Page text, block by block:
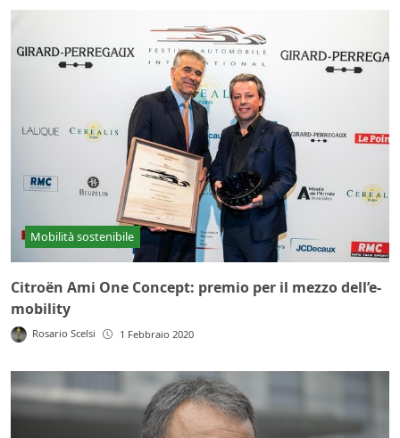
Mobilità sostenibile
Citroën Ami One Concept: premio per il mezzo dell’e-
mobility
Rosario Scelsi 1 Febbraio 2020